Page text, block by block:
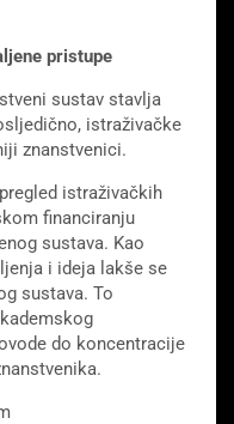
pristupe
sustav stavlja
istraživačke
znanstvenici.
istraživačkih
financiranju
sustava. Kao
i ideja lakše se
sustava. To
do koncentracije